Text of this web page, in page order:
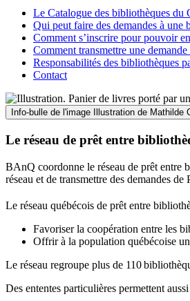
Le Catalogue des bibliothèques du
Qui peut faire des demandes à une
Comment s’inscrire pour pouvoir
Comment transmettre une
Responsabilités des bibliothèques
Contact
Info-bulle de l'image Illustration de Mathilde
Le réseau de prêt entre
BAnQ coordonne le réseau de prêt entre
réseau et de transmettre des demandes de
Le réseau québécois de prêt entre
Favoriser la coopération entre les
Offrir à la population québécoise
Le réseau regroupe plus de 110bibliothè
Des ententes particulières permettent